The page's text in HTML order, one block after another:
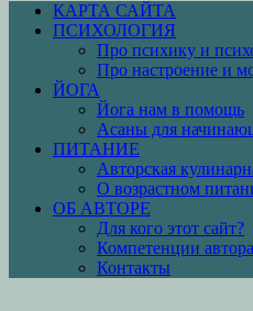
КАРТА САЙТА
ПСИХОЛОГИЯ
Про психику и
Про настроение и
ЙОГА
Йога нам в помощь
Асаны для
ПИТАНИЕ
Авторская
О возрастном
ОБ АВТОРЕ
Для кого этот сайт?
Компетенции автора
Контакты